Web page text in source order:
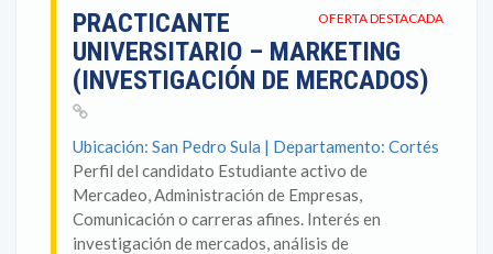
OFERTA DESTACADA
PRACTICANTE
UNIVERSITARIO – MARKETING
(INVESTIGACIÓN DE MERCADOS)
Ubicación: San Pedro Sula | Departamento: Cortés
Perfil del candidato Estudiante activo de
Mercadeo, Administración de Empresas,
Comunicación o carreras afines. Interés en
investigación de mercados, análisis de